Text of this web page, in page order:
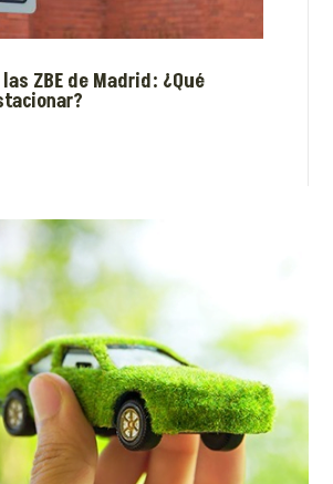
ZBE de Madrid: ¿Qué